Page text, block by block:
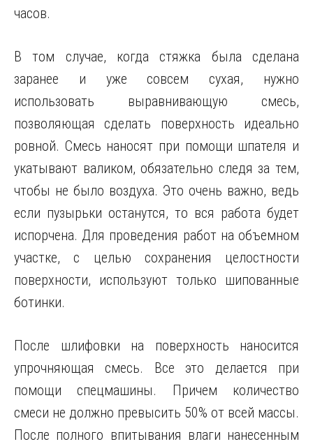
часов.
В том случае, когда стяжка была сделана
заранее и уже совсем сухая, нужно
использовать выравнивающую смесь,
позволяющая сделать поверхность идеально
ровной. Смесь наносят при помощи шпателя и
укатывают валиком, обязательно следя за тем,
чтобы не было воздуха. Это очень важно, ведь
если пузырьки останутся, то вся работа будет
испорчена. Для проведения работ на объемном
участке, с целью сохранения целостности
поверхности, используют только шипованные
ботинки.
После шлифовки на поверхность наносится
упрочняющая смесь. Все это делается при
помощи спецмашины. Причем количество
смеси не должно превысить 50% от всей массы.
После полного впитывания влаги нанесенным